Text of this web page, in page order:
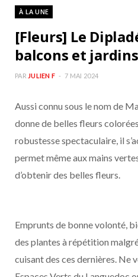
À LA UNE
[Fleurs] Le
balcons et jardins
PAR JULIEN F 7 MAI 2024
Aussi connu sous le nom de
donne de belles fleurs
robustesse spectaculaire, il
permet même aux mains
d’obtenir des belles fleurs.
Emprunts de bonne volonté,
des plantes à répétition
cuisant des ces dernières. Ne